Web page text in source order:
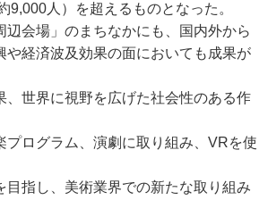
9,000人）を超えるものとなった。
辺会場」のまちなかにも、国内外から
経済波及効果の面においても成果が
、世界に視野を広げた社会性のある作
プログラム、演劇に取り組み、VRを使
目指し、美術業界での新たな取り組み